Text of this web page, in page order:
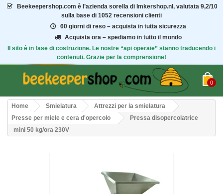
Beekeepershop.com è l’azienda sorella di Imkershop.nl, valutata 9,2/10
sulla base di 1052 recensioni clienti
60 giorni di reso – acquista in tutta sicurezza
Acquista ora – spediamo in tutto il mondo
Il sito è in fase di costruzione. Le nostre “api operaie” stanno traducendo i
contenuti. Grazie per la comprensione!
0
Home Smielatura
Attrezzi per la smielatura
Presse per miele e cera d'opercolo
Pressa disopercolatrice
mini 50 kg/ora 230V